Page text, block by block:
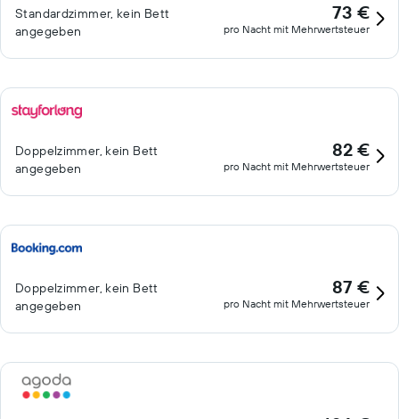
Standardzimmer, kein Bett
angegeben
73 €
pro Nacht mit Mehrwertsteuer
Doppelzimmer, kein Bett
angegeben
82 €
pro Nacht mit Mehrwertsteuer
Doppelzimmer, kein Bett
angegeben
87 €
pro Nacht mit Mehrwertsteuer